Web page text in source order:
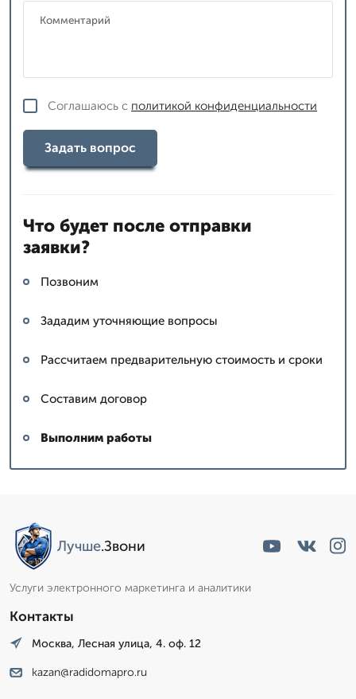
Соглашаюсь с политикой конфиденциальности
Задать вопрос
Что будет после отправки
заявки?
Позвоним
Зададим уточняющие вопросы
Рассчитаем предварительную стоимость и сроки
Составим договор
Выполним работы
Лучше.Звони
Услуги электронного маркетинга и аналитики
Контакты
Москва, Лесная улица, 4. оф. 12
kazan@radidomapro.ru